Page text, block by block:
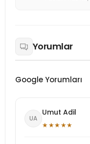
Yorumlar
Google Yorumları
UA
Umut Adil
★★★★★